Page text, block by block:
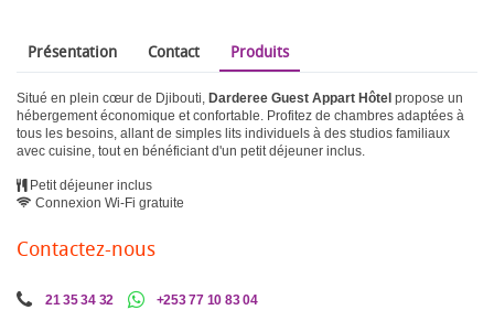
Présentation Contact Produits
Situé en plein cœur de Djibouti, Darderee Guest Appart Hôtel propose un
hébergement économique et confortable. Profitez de chambres adaptées à
tous les besoins, allant de simples lits individuels à des studios familiaux
avec cuisine, tout en bénéficiant d'un petit déjeuner inclus.
Petit déjeuner inclus
Connexion Wi-Fi gratuite
Contactez-nous
21 35 34 32
+253 77 10 83 04